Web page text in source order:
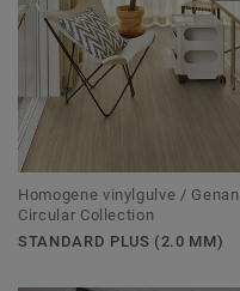
Homogene vinylgulve /
Circular Collection
STANDARD PLUS (2.0 MM)